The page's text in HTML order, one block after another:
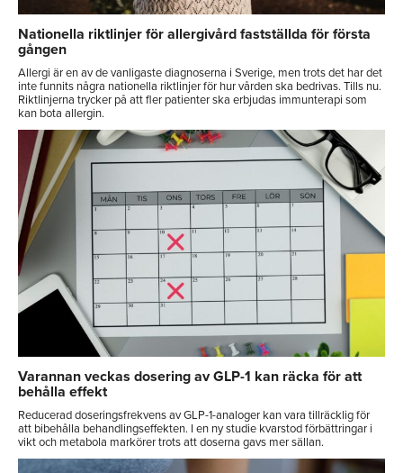
Nationella riktlinjer för allergivård fastställda för första
gången
Allergi är en av de vanligaste diagnoserna i Sverige, men trots det har det
inte funnits några nationella riktlinjer för hur vården ska bedrivas. Tills nu.
Riktlinjerna trycker på att fler patienter ska erbjudas immunterapi som
kan bota allergin.
Varannan veckas dosering av GLP-1 kan räcka för att
behålla effekt
Reducerad doseringsfrekvens av GLP-1-analoger kan vara tillräcklig för
att bibehålla behandlingseffekten. I en ny studie kvarstod förbättringar i
vikt och metabola markörer trots att doserna gavs mer sällan.